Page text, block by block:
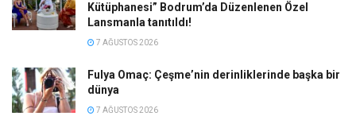
Kütüphanesi” Bodrum’da Düzenlenen Özel
Lansmanla tanıtıldı!
7 AĞUSTOS 2026
Fulya Omaç: Çeşme’nin derinliklerinde başka bir
dünya
7 AĞUSTOS 2026